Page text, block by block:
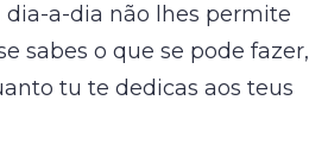
dia-a-dia não lhes permite
sabes o que se pode fazer,
tu te dedicas aos teus